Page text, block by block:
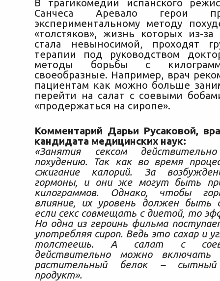
В трагикомедии испанского
Санчеса Аревало герои
экспериментальному методу
«толстяков», жизнь которых из-
стала невыносимой, проходят
терапии под руководством
методы борьбы с
своеобразные. Например, врач
пациентам как можно больше
перейти на салат с соевыми
«продержаться на сиропе».
Комментарий Дарьи Русаковой,
кандидата медицинских наук:
«Занятия сексом
похудению. Так как во время
сжигание калорий. За
гормоны, и они же могут быть
килограммов. Однако, чтобы
влияние, их уровень должен быть
если секс совмещать с диетой, то
Но одна из героинь фильма
употребляя сироп. Ведь это сахар и
толстеешь. А салат с
действительно можно
растительный белок –
продукт».